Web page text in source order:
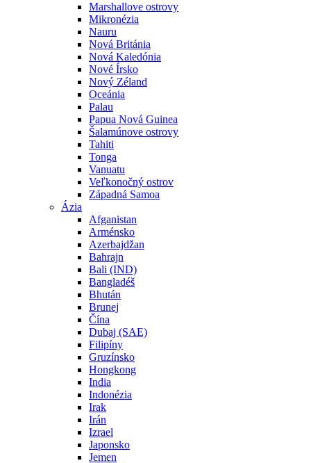
Marshallove ostrovy
Mikronézia
Nauru
Nová Británia
Nová Kaledónia
Nové Írsko
Nový Zéland
Oceánia
Palau
Papua Nová Guinea
Šalamúnove ostrovy
Tahiti
Tonga
Vanuatu
Veľkonočný ostrov
Západná Samoa
Ázia
Afganistan
Arménsko
Azerbajdžan
Bahrajn
Bali (IND)
Bangladéš
Bhután
Brunej
Čína
Dubaj (SAE)
Filipíny
Gruzínsko
Hongkong
India
Indonézia
Irak
Irán
Izrael
Japonsko
Jemen